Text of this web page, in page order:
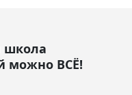
школа
можно ВСЁ!